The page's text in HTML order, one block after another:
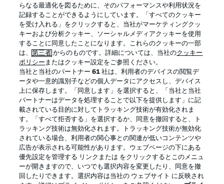
Official Partners
プライバシー・ポリシー 優先設定を管理する
利用条件 放送局
求人 選手
らなる最適化を図るために、そのパフォーマンスや利用状況を
記録することができるようにしています。「すべてのクッキー
を受け入れる」をクリックすると、当社がマーケティングクッ
キーおよび分析クッキー、ソーシャルメディアクッキーを使用
することに同意したことになります。これらのクッキーの一部
は、第三者 からのものです。詳細については、当社のクッキー
ポリシー またはクッキー設定をご参照ください。
当社と当社のパートナー61 社は、利用者のデバイスの閲覧デ
ータや一意的識別子などの個人データにアクセスし、デバイス
上に保存します。「同意します」を選択すると、「当社と当社
パートナーはデータを処理することで以下を提供します」に記
載されている目的に対してトラッキング技術が有効化されま
す。「すべて拒否する」を選択するか、同意を撤回すると、ト
ラッキング技術は無効化されます。トラッキング技術が無効化
されている場合、利用者の関心事との関連が低いコンテンツや
広告が表示される可能性があります。ウェブページの下にある
優先設定を管理する リンクまたは をクリックするとこのメニュ
ーが開きますので、いつでも選択内容を変更したり、同意を撤
回したりできます。選択内容は当社の ウェブサイト に反映され